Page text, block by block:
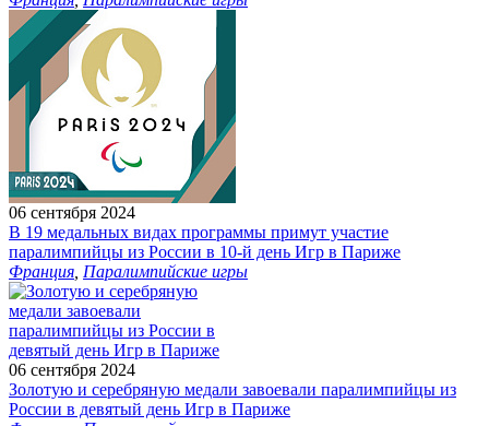
06 сентября 2024
В 19 медальных видах программы примут участие
паралимпийцы из России в 10-й день Игр в Париже
Франция Паралимпийские игры
06 сентября 2024
Золотую и серебряную медали завоевали паралимпийцы из
России в девятый день Игр в Париже